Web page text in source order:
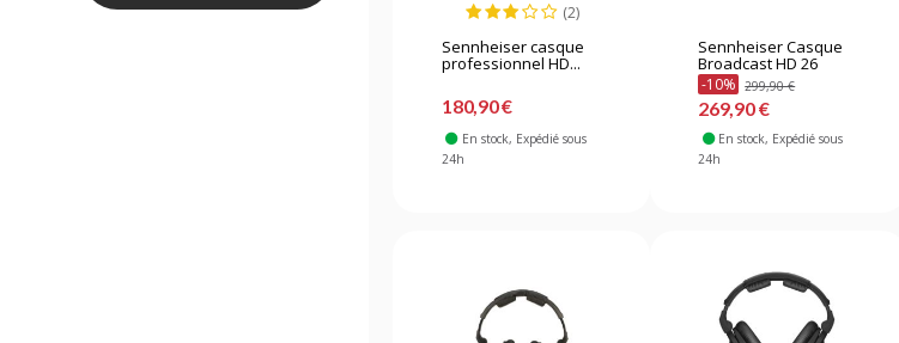
(2)
Sennheiser casque
professionnel HD...
180,90 €
En stock, Expédié sous
24h
Sennheiser Casque
Broadcast HD 26
-10% 299,90 €
269,90 €
En stock, Expédié sous
24h